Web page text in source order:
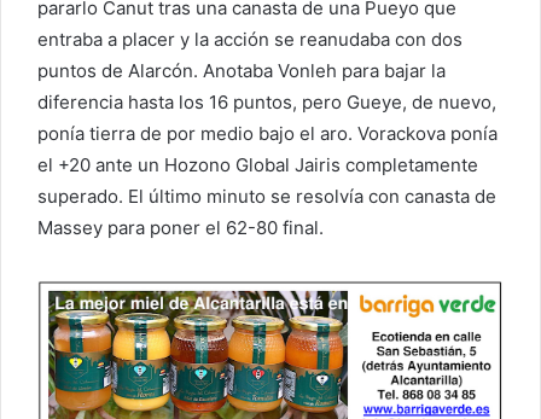
pararlo Canut tras una canasta de una Pueyo que
entraba a placer y la acción se reanudaba con dos
puntos de Alarcón. Anotaba Vonleh para bajar la
diferencia hasta los 16 puntos, pero Gueye, de nuevo,
ponía tierra de por medio bajo el aro. Vorackova ponía
el +20 ante un Hozono Global Jairis completamente
superado. El último minuto se resolvía con canasta de
Massey para poner el 62-80 final.